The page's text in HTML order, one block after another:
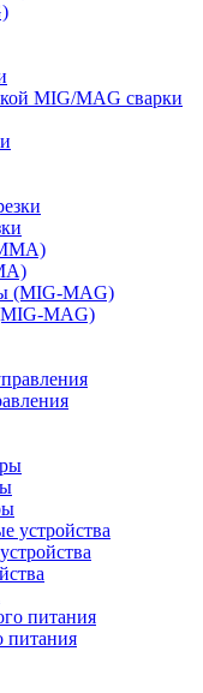
MIG/MAG сварки
MAG)
питания